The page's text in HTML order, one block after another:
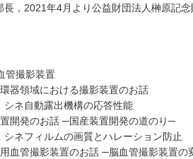
長，2021年4月より公益財団法人榊原記
撮影装置
器領域における撮影装置のお話
シネ自動露出機構の応答性能
開発のお話 ─国産装置開発の道のり─
シネフィルムの画質とハレーション防止
血管撮影装置のお話 ─脳血管撮影装置の